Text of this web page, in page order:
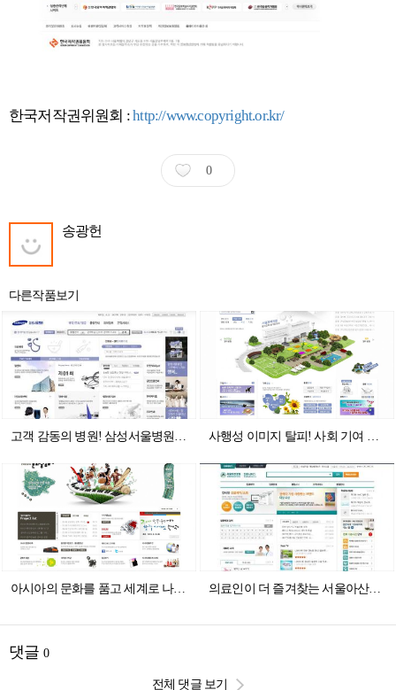
한국저작권위원회 :http://www.copyright.or.kr/
0
송광헌
다른작품보기
아시아의 문화를 품고 세계로 나아가는 광주!!! 의료인이 더 즐겨찾는 서울아산병원
댓글 0
전체 댓글 보기